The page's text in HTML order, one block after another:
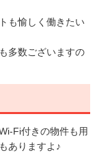
も愉しく働きたい
多数ございますの
Fi付きの物件も用
ありますよ♪